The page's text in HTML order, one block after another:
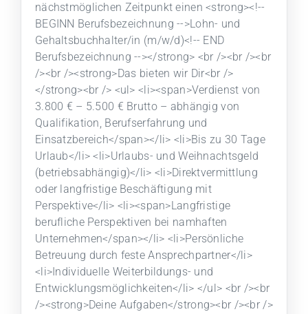
nächstmöglichen Zeitpunkt einen <strong><!--
BEGINN Berufsbezeichnung -->Lohn- und
Gehaltsbuchhalter/in (m/w/d)<!-- END
Berufsbezeichnung --></strong> <br /><br /><br
/><br /><strong>Das bieten wir Dir<br />
</strong><br /> <ul> <li><span>Verdienst von
3.800 € – 5.500 € Brutto – abhängig von
Qualifikation, Berufserfahrung und
Einsatzbereich</span></li> <li>Bis zu 30 Tage
Urlaub</li> <li>Urlaubs- und Weihnachtsgeld
(betriebsabhängig)</li> <li>Direktvermittlung
oder langfristige Beschäftigung mit
Perspektive</li> <li><span>Langfristige
berufliche Perspektiven bei namhaften
Unternehmen</span></li> <li>Persönliche
Betreuung durch feste Ansprechpartner</li>
<li>Individuelle Weiterbildungs- und
Entwicklungsmöglichkeiten</li> </ul> <br /><br
/><strong>Deine Aufgaben</strong><br /><br />